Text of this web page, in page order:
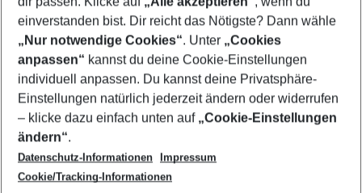
Footer
Footer navigation
Über uns
AGB
Bestpreisgarantie
Cookie-Einstellungen ändern
Cookie-Richtlinie
Agenturbetreuung
Barrierefreies Reisen
Folge uns
einverstanden bist. Dir reicht das Nötigste? Dann wähle
„Nur notwendige Cookies“. Unter „Cookies
anpassen“ kannst du deine Cookie-Einstellungen
individuell anpassen. Du kannst deine Privatsphäre-
Einstellungen natürlich jederzeit ändern oder widerrufen
– klicke dazu einfach unten auf „Cookie-Einstellungen
ändern“.
Datenschutz-Informationen
Impressum
Cookie/Tracking-Informationen